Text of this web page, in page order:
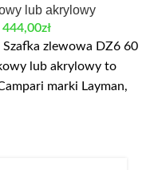
lub akrylowy
444,00zł
Szafka zlewowa DZ6 60
lub akrylowy to
marki Layman,